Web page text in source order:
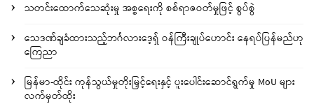
သတင်းထောက်သေဆုံးမှု အစ္စရေးကို စစ်ရာဇဝတ်မှုဖြင့် စွပ်စွဲ
သေဒဏ်ချခံထားသည့်ဘင်္ဂလားဒေ့ရှ် ဝန်ကြီးချုပ်ဟောင်း နေရပ်ပြန်မည်ဟု
ကြေညာ
မြန်မာ-ထိုင်း ကုန်သွယ်မှုတိုးမြှင့်ရေးနှင့် ပူးပေါင်းဆောင်ရွက်မှု MoU များ
လက်မှတ်ထိုး